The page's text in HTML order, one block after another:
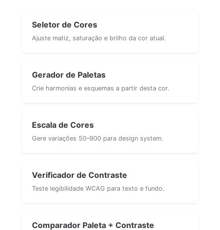
Seletor de Cores
Ajuste matiz, saturação e brilho da cor atual.
Gerador de Paletas
Crie harmonias e esquemas a partir desta cor.
Escala de Cores
Gere variações 50–900 para design system.
Verificador de Contraste
Teste legibilidade WCAG para texto e fundo.
Comparador Paleta + Contraste